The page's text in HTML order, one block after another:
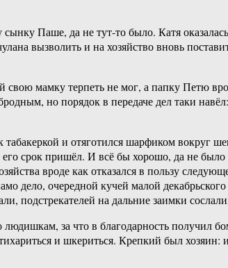
Паше, да не тут-то было. Катя
вызволить и на хозяйство вновь
мамку терпеть не мог, а папку Петю
но порядок в передаче дел таки навёл:
и отяготился шарфиком вокруг
срок пришёл. И всё бы хорошо, да не
вроде как отказался в пользу
дело, очередной кучей малой декабрьского
подстрекателей на дальние заимки
за что в благодарность получил
и шкериться. Крепкий был